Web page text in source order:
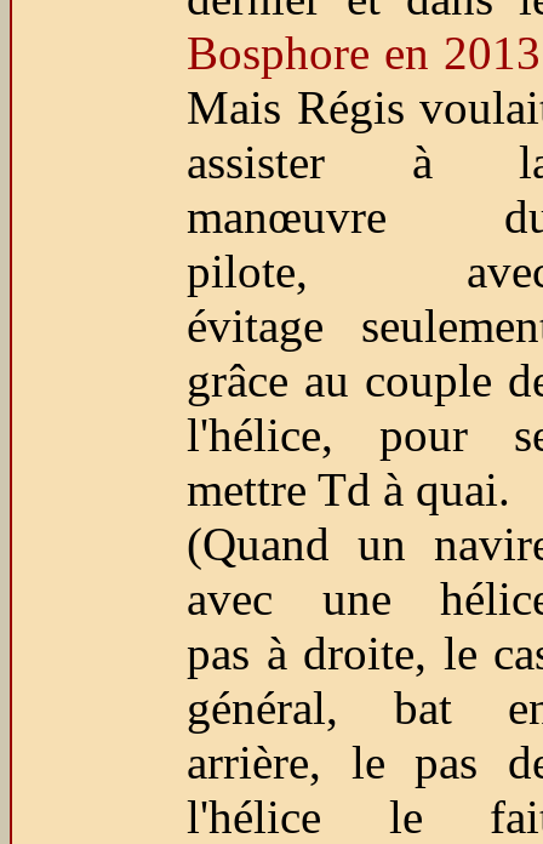
Bosphore en 2013
Mais Régis
assister à
manœuvre
pilote,
évitage
grâce au couple
l'hélice, pour
mettre Td à quai.
(Quand un
avec une
pas à droite, le
général, bat
arrière, le pas
l'hélice le